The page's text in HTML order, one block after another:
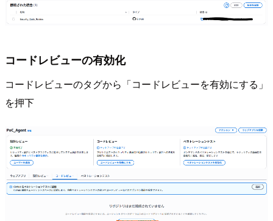
コードレビューの有効化
コードレビューのタグから「コードレビューを有効にする」
を押下